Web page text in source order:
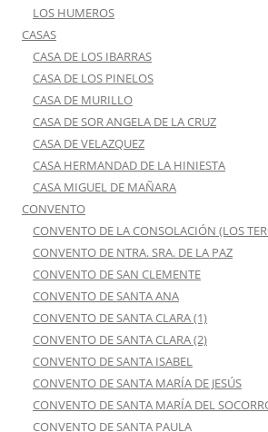
LOS HUMEROS
CASAS
CASA DE LOS IBARRAS
CASA DE LOS PINELOS
CASA DE MURILLO
CASA DE SOR ANGELA DE LA CRUZ
CASA DE VELAZQUEZ
CASA HERMANDAD DE LA HINIESTA
CASA MIGUEL DE MAÑARA
CONVENTO
CONVENTO DE LA CONSOLACIÓN (LOS
CONVENTO DE NTRA. SRA. DE LA PAZ
CONVENTO DE SAN CLEMENTE
CONVENTO DE SANTA ANA
CONVENTO DE SANTA CLARA (1)
CONVENTO DE SANTA CLARA (2)
CONVENTO DE SANTA ISABEL
CONVENTO DE SANTA MARÍA DE JESÚS
CONVENTO DE SANTA MARÍA DEL
CONVENTO DE SANTA PAULA